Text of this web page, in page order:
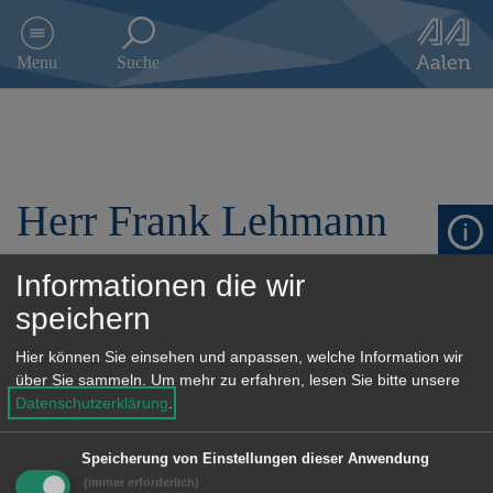
e
m
n
p
r
i
g
Menu Suche
Herr Frank Lehmann
Anschrift
Telefon: 07361/880892853
Einrichtung
Informationen die wir
speichern
Hier können Sie einsehen und anpassen, welche Information wir
über Sie sammeln. Um mehr zu erfahren, lesen Sie bitte unsere
Datenschutzerklärung.
Speicherung von Einstellungen dieser Anwendung
(immer erforderlich)